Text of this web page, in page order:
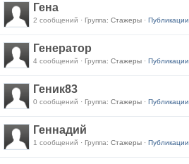
Гена
2 сообщений · Группа: Стажеры · Публикации
Генератор
4 сообщений · Группа: Стажеры · Публикации
Геник83
0 сообщений · Группа: Стажеры · Публикации
Геннадий
1 сообщений · Группа: Стажеры · Публикации